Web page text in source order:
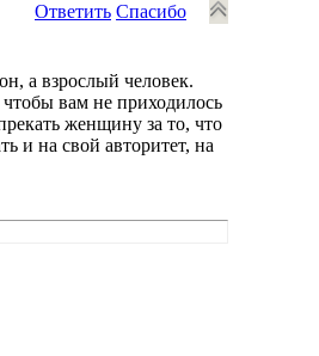
Ответить Спасибо
а взрослый человек.
вам не приходилось
женщину за то, что
и на свой авторитет, на